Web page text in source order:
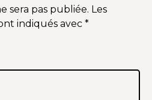
sera pas publiée. Les
indiqués avec *